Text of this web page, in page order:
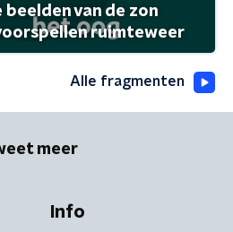
beelden van de zon
ruimteweer
Alle fragmenten
meer
Info